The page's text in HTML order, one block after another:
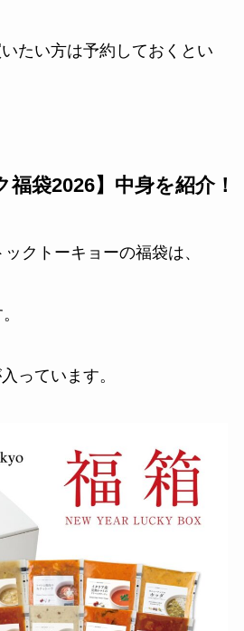
たい方は予約しておくとい
福袋2026】中身を紹介！
クトーキョーの福袋は、
っています。